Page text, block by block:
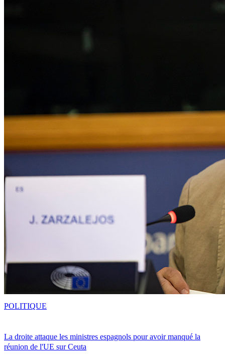
La droite attaque les ministres espagnols pour avoir manqué la
réunion de l'UE sur Ceuta
POLITIQUE